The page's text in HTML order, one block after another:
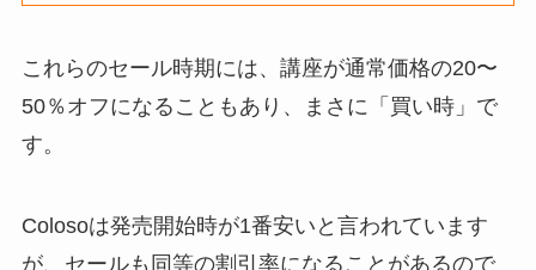
これらのセール時期には、講座が通常価格の20〜
50％オフになることもあり、まさに「買い時」で
す。
Colosoは発売開始時が1番安いと言われています
が、セールも同等の割引率になることがあるので